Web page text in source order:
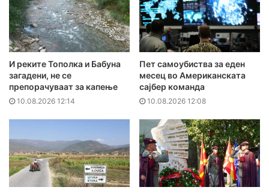
И реките Тополка и Бабуна
загадени, не се
препорачуваат за капење
10.08.2026 12:14
Пет самоубиства за еден
месец во Американската
сајбер команда
10.08.2026 12:08